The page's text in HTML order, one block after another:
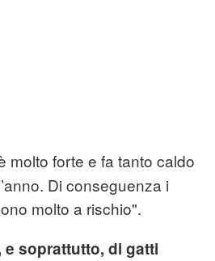
molto forte e fa tanto caldo
Di conseguenza i
molto a rischio".
soprattutto, di gatti